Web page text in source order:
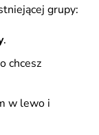
grupy:
.
chcesz
w lewo i